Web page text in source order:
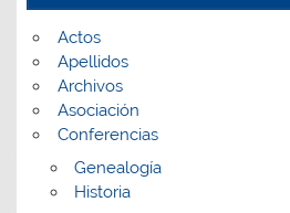
Actos
Apellidos
Archivos
Asociación
Conferencias
Genealogía
Historia